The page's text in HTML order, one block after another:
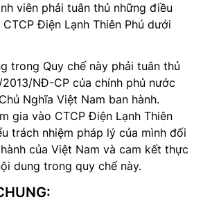
viên phải tuân thủ những điều
Điện Lạnh Thiên Phú dưới
trong Quy chế này phải tuân thủ
NĐ-CP của chính phủ nước
Nghĩa Việt Nam ban hành.
gia vào CTCP Điện Lạnh Thiên
trách nhiệm pháp lý của mình đối
của Việt Nam và cam kết thực
dung trong quy chế này.